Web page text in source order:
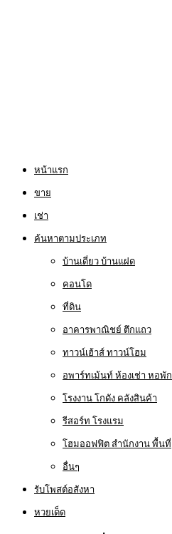
หน้าแรก
ขาย
เช่า
ค้นหาตามประเภท
บ้านเดี่ยว บ้านแฝด
คอนโด
ที่ดิน
อาคารพาณิชย์ ตึกแถว
ทาวน์เฮ้าส์ ทาวน์โฮม
อพาร์ทเม้นท์ ห้องเช่า หอพัก
โรงงาน โกดัง คลังสินค้า
รีสอร์ท โรงแรม
โฮมออฟฟิต สำนักงาน พื้นที่
อื่นๆ
รับโพสต์อสังหา
หวยเด็ด